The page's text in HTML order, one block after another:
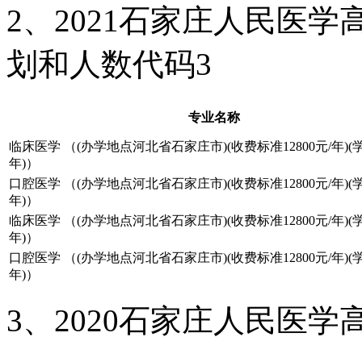
2、2021石家庄人民医学
划和人数代码3
专业名称
临床医学 （(办学地点河北省石家庄市)(收费标准12800元/年)(
年)）
口腔医学 （(办学地点河北省石家庄市)(收费标准12800元/年)(
年)）
临床医学 （(办学地点河北省石家庄市)(收费标准12800元/年)(
年)）
口腔医学 （(办学地点河北省石家庄市)(收费标准12800元/年)(
年)）
3、2020石家庄人民医学